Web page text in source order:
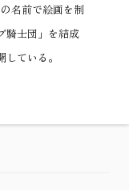
名前で絵画を制
騎士団」を結成
ている。